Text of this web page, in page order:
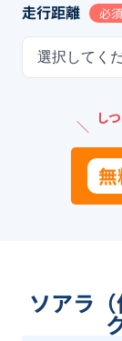
走行距離 必須
選択してく
＼ し
ソアラ